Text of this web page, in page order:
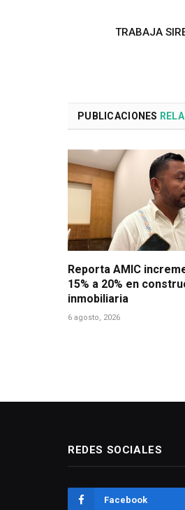
TRABAJA
PUBLICACIONES
Reporta AMIC
15% a 20% en
inmobiliaria
6 agosto, 2026
REDES SOCIALES
Facebook